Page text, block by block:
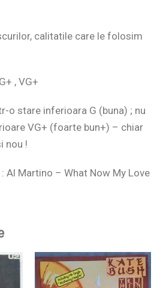
calitatile care le folosim
, VG+
o stare inferioara G (buna) ; nu
VG+ (foarte bun+) – chiar
nou !
Al Martino – What Now My Love